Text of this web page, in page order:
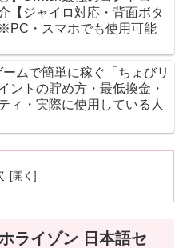
【ジャイロ対応・背面ボタ
・スマホでも使用可能
ームで簡単に稼ぐ「ちょびリ
ントの貯め方・最低換金・
ィ・実際に使用している人
ライゾン 日本語セ